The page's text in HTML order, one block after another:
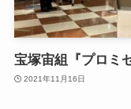
宝塚宙組『プロミ
2021年11月16日